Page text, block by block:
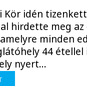
Kör idén
hirdette meg
minden
44 étellel
nyert...